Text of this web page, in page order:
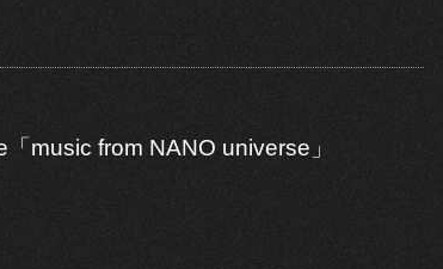
music from NANO universe」